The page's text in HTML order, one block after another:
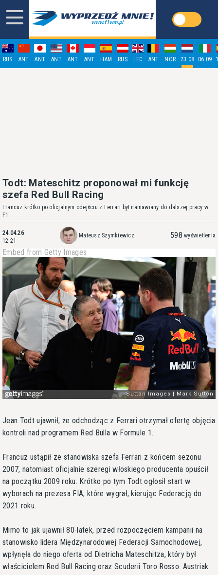
RUS ANT ANT ANT ANT ANT HAM RUS LEC ANT NOR 23.08 06.09
Todt: Mateschitz proponował mi funkcję
szefa Red Bull Racing
Francuz krótko po oficjalnym odejściu z Ferrari był namawiany do dalszej pracy w
F1.
24.04.26
12:21
Mateusz Szymkiewicz 598 wyświetlenia
Embed from Getty Images
Jean Todt ujawnił, że odchodząc z Ferrari otrzymał ofertę objęcia
kontroli nad programem Red Bulla w Formule 1.
Francuz ustąpił ze stanowiska szefa Ferrari z końcem sezonu
2007, natomiast oficjalnie szeregi włoskiego producenta opuścił
na początku 2009 roku. Krótko po tym Todt ogłosił start w
wyborach na prezesa FIA, które wygrał, kierując Federacją do
2021 roku.
Mimo to jak ujawnił 80-latek, przed rozpoczęciem kampanii na
stanowisko lidera Międzynarodowej Federacji Samochodowej,
wpłynęła do niego oferta od Dietricha Mateschitza, który był
właścicielem Red Bull Racing oraz Scuderii Toro Rosso. Austriak